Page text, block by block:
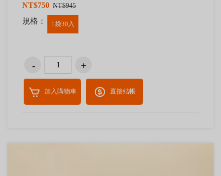
NT$750 NT$945
規格： 1袋30入
加入購物車 直接結帳